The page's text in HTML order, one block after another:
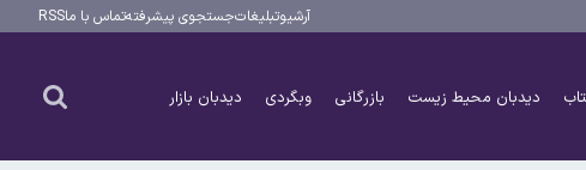
آرشیوتبلیغاتجستجوی پیشرفتهتماس با ماRSS
دیدبان محیط زیست بازرگانی وبگردی دیدبان بازار